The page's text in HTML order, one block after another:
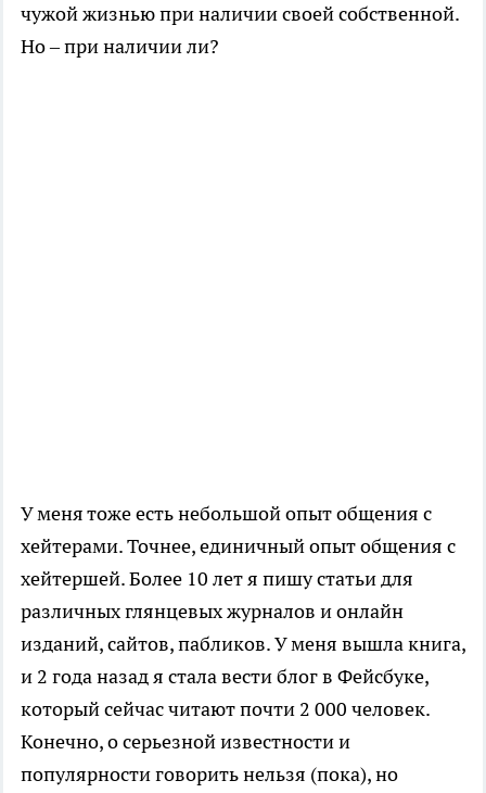
чужой жизнью при наличии своей собственной.
Но – при наличии ли?
У меня тоже есть небольшой опыт общения с
хейтерами. Точнее, единичный опыт общения с
хейтершей. Более 10 лет я пишу статьи для
различных глянцевых журналов и онлайн
изданий, сайтов, пабликов. У меня вышла книга,
и 2 года назад я стала вести блог в Фейсбуке,
который сейчас читают почти 2 000 человек.
Конечно, о серьезной известности и
популярности говорить нельзя (пока), но